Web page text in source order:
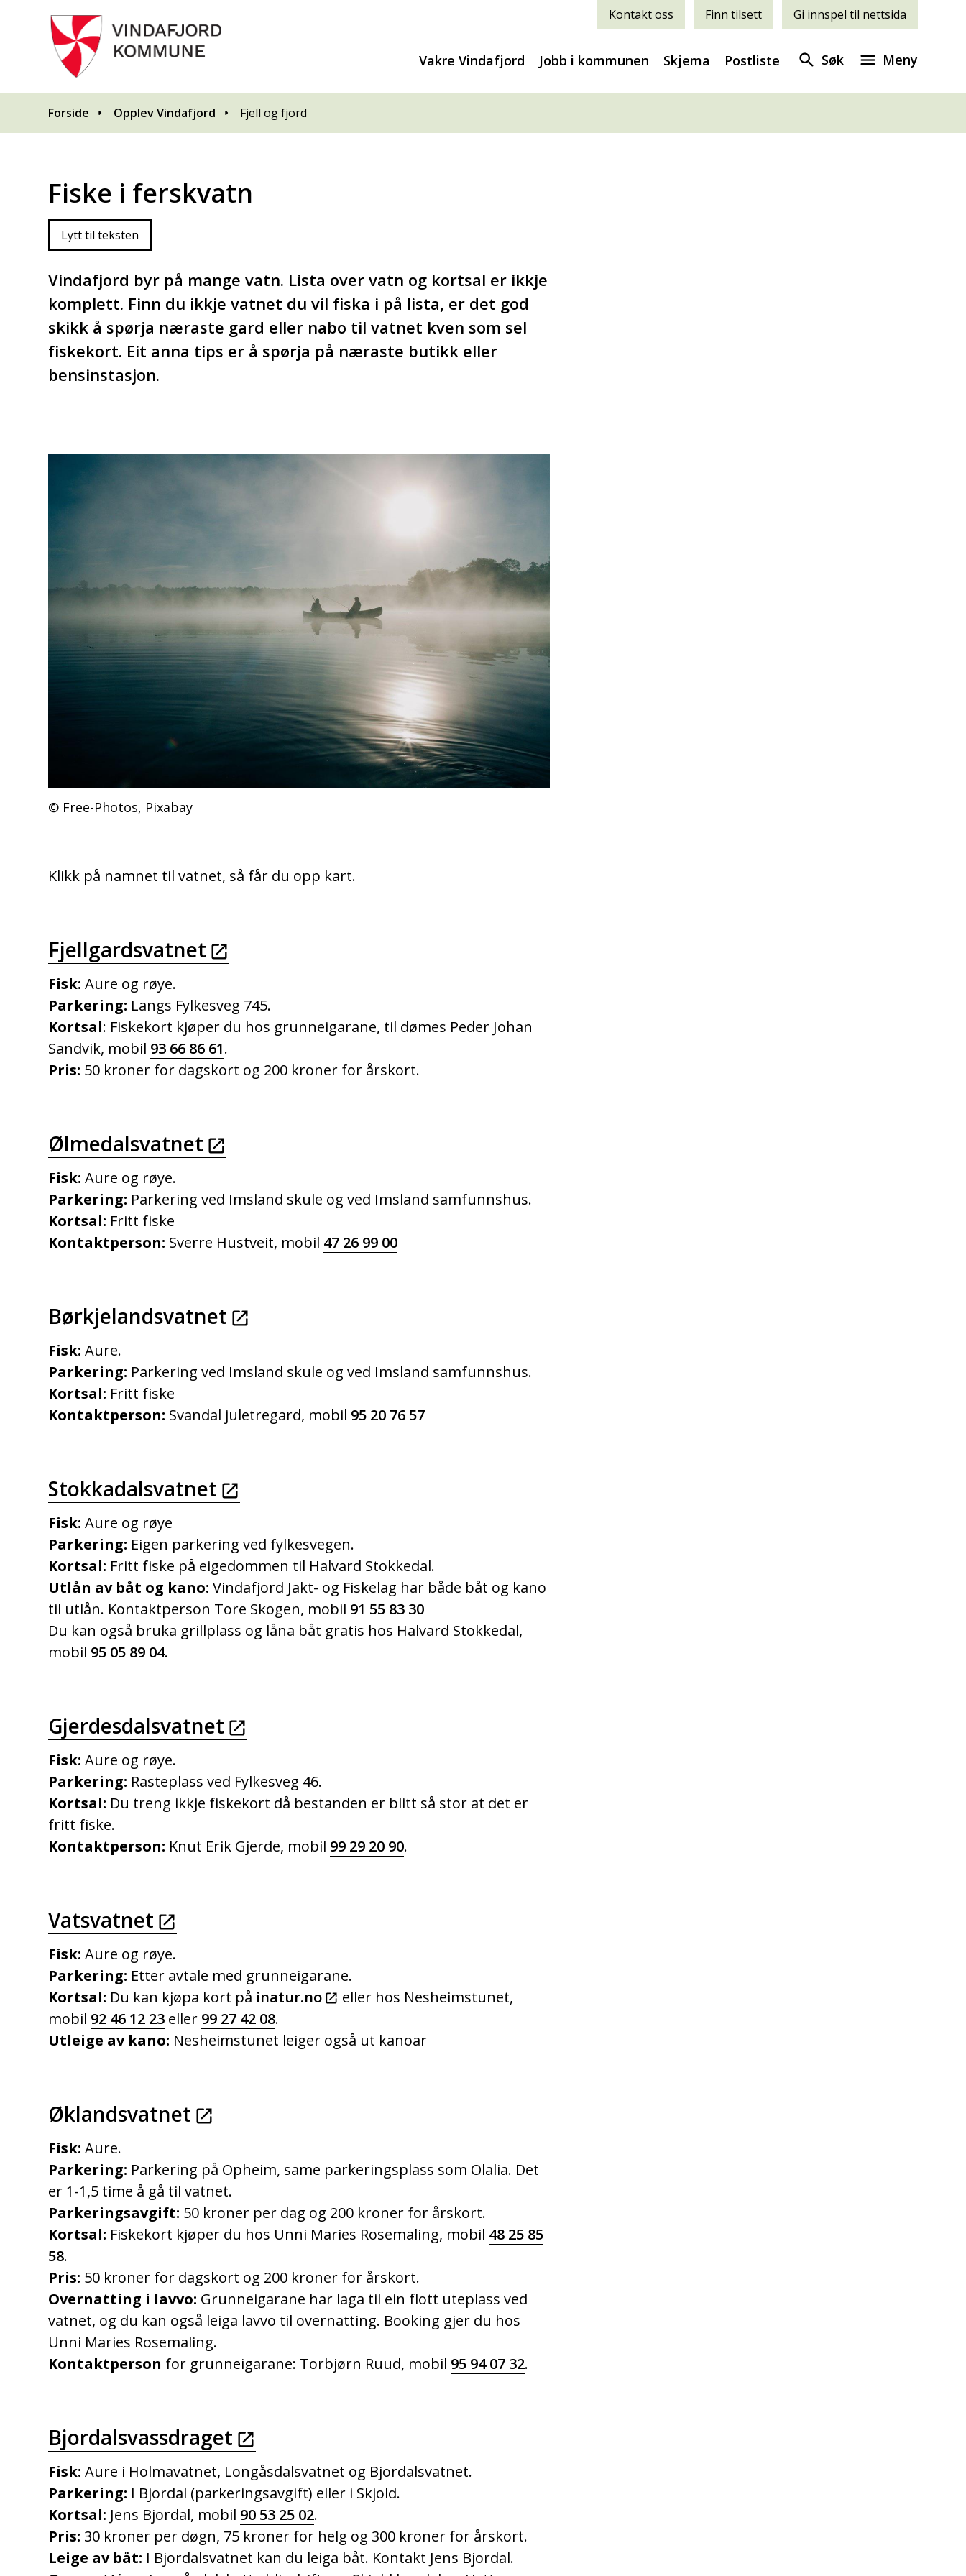
Kontakt oss Finn tilsett Gi innspel til nettsida
Vakre Vindafjord Jobb i kommunen Skjema Postliste Søk Meny
Du er her:
Forside Opplev Vindafjord Fjell og fjord
Fiske i ferskvatn
Lytt til teksten
Vindafjord byr på mange vatn. Lista over vatn og kortsal er ikkje
komplett. Finn du ikkje vatnet du vil fiska i på lista, er det god
skikk å spørja næraste gard eller nabo til vatnet kven som sel
fiskekort. Eit anna tips er å spørja på næraste butikk eller
bensinstasjon.
Free-Photos, Pixabay
Klikk på namnet til vatnet, så får du opp kart.
Fjellgardsvatnet
Fisk: Aure og røye.
Parkering: Langs Fylkesveg 745.
Kortsal: Fiskekort kjøper du hos grunneigarane, til dømes Peder Johan
Sandvik, mobil 93 66 86 61.
Pris: 50 kroner for dagskort og 200 kroner for årskort.
Ølmedalsvatnet
Fisk: Aure og røye.
Parkering: Parkering ved Imsland skule og ved Imsland samfunnshus.
Kortsal: Fritt fiske
Kontaktperson: Sverre Hustveit, mobil 47 26 99 00
Børkjelandsvatnet
Fisk: Aure.
Parkering: Parkering ved Imsland skule og ved Imsland samfunnshus.
Kortsal: Fritt fiske
Kontaktperson: Svandal juletregard, mobil 95 20 76 57
Stokkadalsvatnet
Fisk: Aure og røye
Parkering: Eigen parkering ved fylkesvegen.
Kortsal: Fritt fiske på eigedommen til Halvard Stokkedal.
Utlån av båt og kano: Vindafjord Jakt- og Fiskelag har både båt og kano
til utlån. Kontaktperson Tore Skogen, mobil 91 55 83 30
Du kan også bruka grillplass og låna båt gratis hos Halvard Stokkedal,
mobil 95 05 89 04.
Gjerdesdalsvatnet
Fisk: Aure og røye.
Parkering: Rasteplass ved Fylkesveg 46.
Kortsal: Du treng ikkje fiskekort då bestanden er blitt så stor at det er
fritt fiske.
Kontaktperson: Knut Erik Gjerde, mobil 99 29 20 90.
Vatsvatnet
Fisk: Aure og røye.
Parkering: Etter avtale med grunneigarane.
Kortsal: Du kan kjøpa kort på inatur.no
eller hos Nesheimstunet,
mobil 92 46 12 23 eller 99 27 42 08.
Utleige av kano: Nesheimstunet leiger også ut kanoar
Øklandsvatnet
Fisk: Aure.
Parkering: Parkering på Opheim, same parkeringsplass som Olalia. Det
er 1-1,5 time å gå til vatnet.
Parkeringsavgift: 50 kroner per dag og 200 kroner for årskort.
Kortsal: Fiskekort kjøper du hos Unni Maries Rosemaling, mobil 48 25 85
58.
Pris: 50 kroner for dagskort og 200 kroner for årskort.
Overnatting i lavvo: Grunneigarane har laga til ein flott uteplass ved
vatnet, og du kan også leiga lavvo til overnatting. Booking gjer du hos
Unni Maries Rosemaling.
Kontaktperson for grunneigarane: Torbjørn Ruud, mobil 95 94 07 32.
Bjordalsvassdraget
Fisk: Aure i Holmavatnet, Longåsdalsvatnet og Bjordalsvatnet.
Parkering: I Bjordal (parkeringsavgift) eller i Skjold.
Kortsal: Jens Bjordal, mobil 90 53 25 02.
Pris: 30 kroner per døgn, 75 kroner for helg og 300 kroner for årskort.
Leige av båt: I Bjordalsvatnet kan du leiga båt. Kontakt Jens Bjordal.